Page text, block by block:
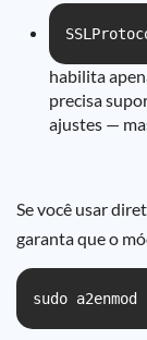
habilita
precisa
ajustes —
Se você usar
garanta que o
sudo a2enmod